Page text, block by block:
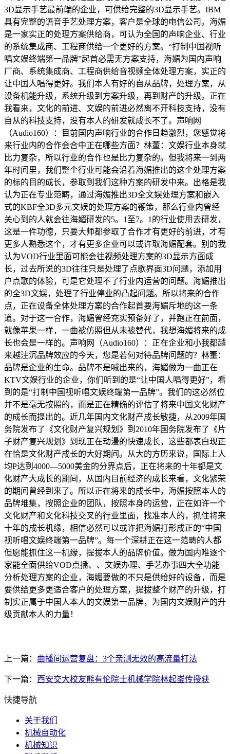
3D显示手艺最前端的企业，可供给完整的3D显示手艺。IBM
具有完整的语音手艺处理方案，客户是全球的电信公司。海媚
是一家实正的处理方案供给商，可认为全国的声响企业、行业
的系统集成商、工程商供给一个更好的方案。“打制中国视听
唱文娱终端第一品牌”起首必需无方案支持，海媚为国内声响
厂商、系统集成商、工程商供给音视频全体处理方案，实正的
让中国人唱得更好。我们本人有好的自从品牌，处理方案，从
设备机能升级，系统升级到方案升级，再到财产的升级。正在
我看来，文化的前进、文娱的前进必然离不开科技支持，没有
自从的科技支持，没有本人的研发就成长不了。声响网
（Audio160）：目前国内声响行业的合作日趋激烈，您感觉将
来行业内的合作会合中正在哪些方面？林董：文娱行业本身就
比力复杂，所以行业的合作也是比力复杂的。但我将来一到两
年时间里，我们整个行业可能会沿着海媚推出的这个处理方案
的标的目的成长，参取到我们这种方案的研发中来。出格是我
认为正在专业范畴，通过海媚推出3D全文娱处理方案和嵌入
式的KBF全3D多元文娱的处理方案的鞭策，那么行业内曾经
关心到的人就会往海媚研发的5。1至7。1的行业使用去研发，
这是一件功德，只要大师都参取了合作才有更好的前进，才有
更多人熟悉这个，才有更多企业可以或许取海媚配套。别的我
认为VOD行业里面可能会往视频处理方案的3D显示方面成
长，过去所说的3D往往只是处理了点歌界面3D问题，添加用
户点歌的体验，可是它处理不了行业内运营的问题。海媚推出
的全3D文娱，处理了行业停业的凸起问题。所以将来的合作
点，正在设备全体处理方案的合作起首要海媚斥地的这一条
道。对于这一合作，海媚曾经充实预备好了，并跑正在前面，
就像苹果一样，一曲被仿照但从未被替代，我想海媚将来的成
长也会是一样的。声响网（Audio160）：正在企业和小我都越
来越注沉品牌效应的今天，您是若何对待品牌问题的？林董：
品牌是企业的生命。品牌不是喊出来的，海媚做为一曲正在
KTV文娱行业的企业，你们听到的是“让中国人唱得更好”，看
到的是“打制中国视听唱文娱终端第一品牌”。我们的这必然位
并不是毫无按照的，而是正在精确的评估了将来中国文化财产
的成长而提出的。近几年国内文化财产成长敏捷，从2009年国
务院发布了《文化财产复兴规划》到2010年国务院发布了《片
子财产复兴规划》到现正在动漫的快速成长，这些都表白现正
在恰是文化财产成长的大好期间。从大的方历来说，国际上人
均P达到4000—5000美金的分界点后，正在将来的十年都是文
化财产大成长的期间，从国内目前经济的成长来看，文化繁荣
的期间曾经到来了。所以正在将来的成长中，海媚按照本人的
品牌堆集，按照企业的团队，按照本身的运营，正在如许一个
文化财产和文化科技交叉的行业里面，找准本人的，抓住将来
十年的成长机缘，相信必然可以或许把海媚打形成正的“中国
视听唱文娱终端第一品牌”。每一个深耕正在这一范畴的人都
但愿能抓住这一机缘，提拔本人的品牌价值。做为国内唯逐个
家能全面供给VOD点播、、文娱办理、手艺办事四大全功能
分析处理方案的企业，海媚要做的不只是供给好的设备，而是
要供给更多更适合客户的处理方案，提拔整个财产的升级，打
制实正属于中国人本人的文娱第一品牌，为国内文娱财产的升
级贡献本人的力量！
上一篇： 曲播间运营复盘：3个亲测无效的高流量打法
下一篇： 西安交大校友熊有伦院士机械学院林起崟传授获
快捷导航
关于我们
机械自动化
机械知识